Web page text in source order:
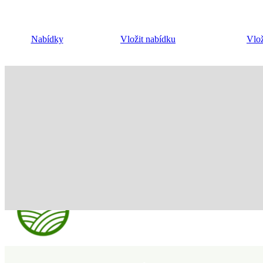
Nabídky Vložit nabídku